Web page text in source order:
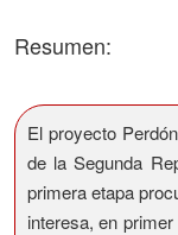
Resumen:
El proyecto
de la Segunda
primera etapa
interesa, en